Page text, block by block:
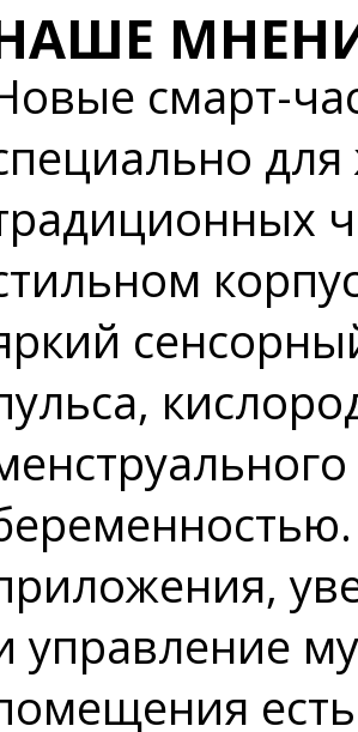
смарт-
управление